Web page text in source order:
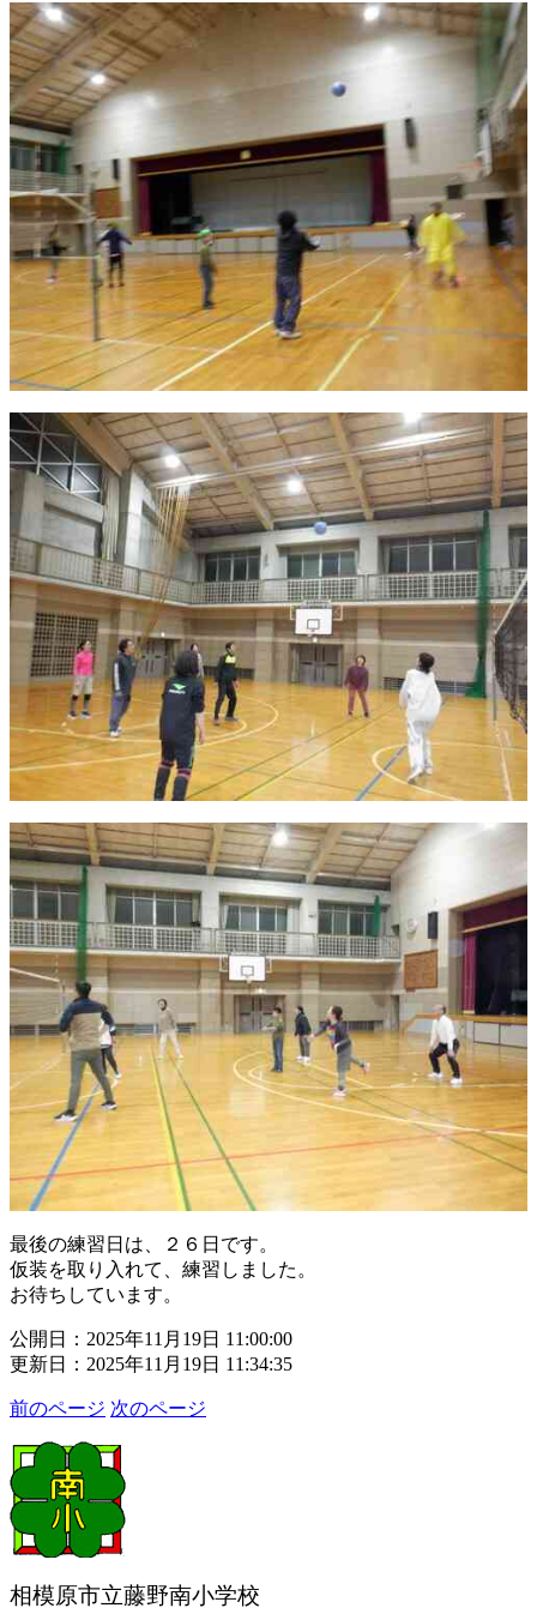
最後の練習日は、２６日です。
仮装を取り入れて、練習しました。
お待ちしています。
公開日：2025年11月19日 11:00:00
更新日：2025年11月19日 11:34:35
前のページ 次のページ
相模原市立藤野南小学校